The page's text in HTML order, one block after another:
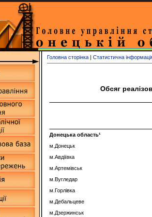
Головна сторінка | Статистична
Обсяг
Донецька область¹
м.Донецьк
м.Авдіївка
м.Артемівськ
м.Вугледар
м.Горлівка
м.Дебальцеве
м.Дзержинськ